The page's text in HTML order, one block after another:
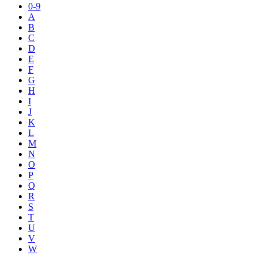
0-9
A
B
C
D
E
F
G
H
I
J
K
L
M
N
O
P
Q
R
S
T
U
V
W